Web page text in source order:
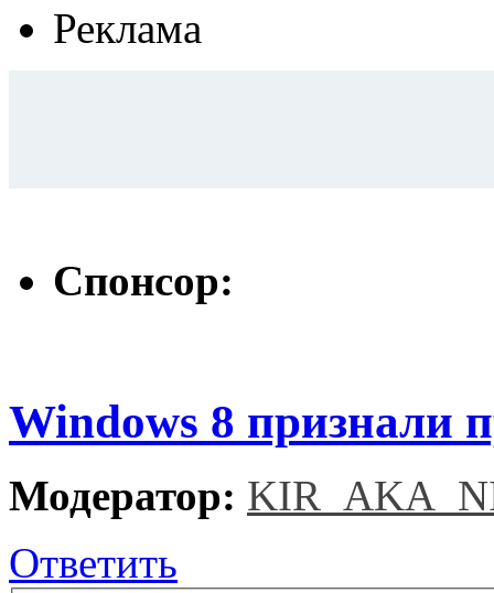
Реклама
Спонсор:
Windows 8 признали
Модератор:
Ответить